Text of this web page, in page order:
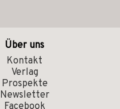
Über uns
Kontakt
Verlag
Prospekte
Newsletter
Facebook